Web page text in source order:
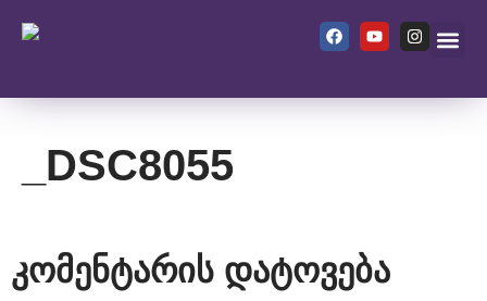
_DSC8055
კომენტარის დატოვება